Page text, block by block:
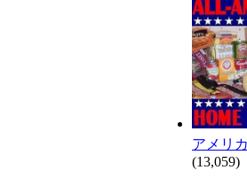
アメリ
(13,059)